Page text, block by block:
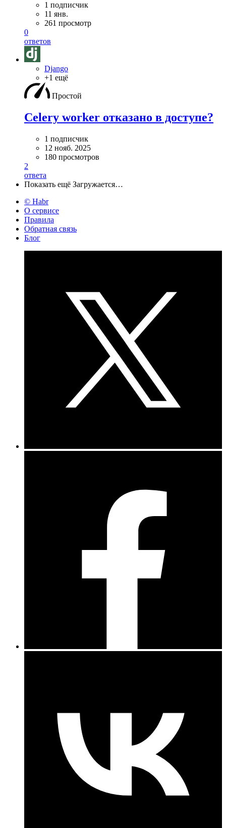
1 подписчик
11 янв.
261 просмотр
0
ответов
Django
+1 ещё
Простой
Celery worker отказано в доступе?
1 подписчик
12 нояб. 2025
180 просмотров
2
ответа
Показать ещё Загружается…
© Habr
О сервисе
Правила
Обратная связь
Блог